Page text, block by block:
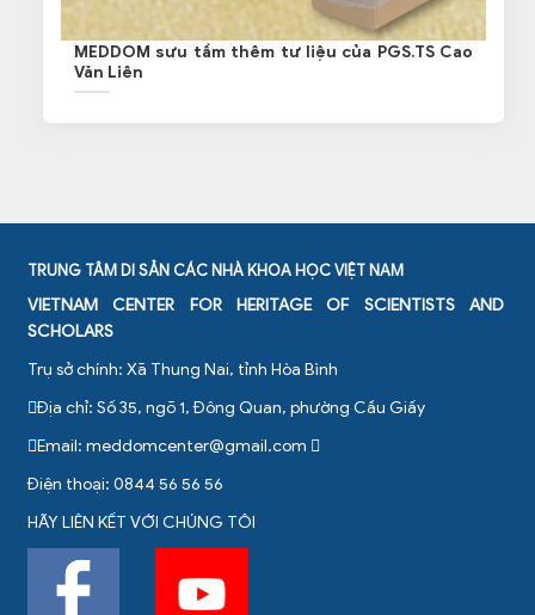
MEDDOM sưu tầm thêm tư liệu của PGS.TS Cao
Văn Liên
TRUNG TÂM DI SẢN CÁC NHÀ KHOA HỌC VIỆT NAM
VIETNAM CENTER FOR HERITAGE OF SCIENTISTS AND
SCHOLARS
Trụ sở chính: Xã Thung Nai, tỉnh Hòa Bình
Địa chỉ: Số 35, ngõ 1, Đông Quan, phường Cầu Giấy
Email: meddomcenter@gmail.com
Điện thoại: 0844 56 56 56
HÃY LIÊN KẾT VỚI CHÚNG TÔI